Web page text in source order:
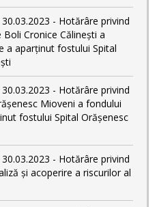
- Hotărâre privind
Cronice Călinești a
a aparținut fostului Spital
- Hotărâre privind
Mioveni a fondului
fostului Spital Orășenesc
- Hotărâre privind
și acoperire a riscurilor al